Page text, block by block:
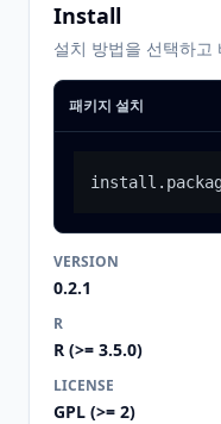
Install
설치 방법을 선택하고
패키지 설치
VERSION
0.2.1
R
R (>= 3.5.0)
LICENSE
GPL (>= 2)